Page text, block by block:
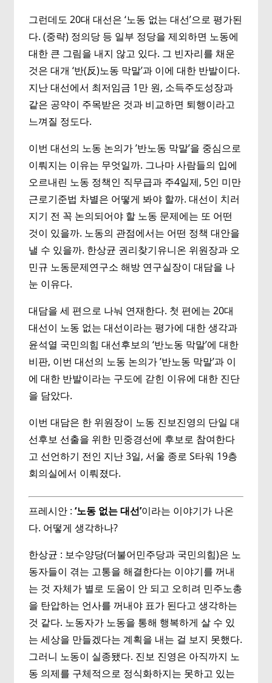
그런데도 20대 대선은 ‘노동 없는 대선’으로 평가된
다. (중략) 정의당 등 일부 정당을 제외하면 노동에
대한 큰 그림을 내지 않고 있다. 그 빈자리를 채운
것은 대개 ‘반(反)노동 막말’과 이에 대한 반발이다.
지난 대선에서 최저임금 1만 원, 소득주도성장과
같은 공약이 주목받은 것과 비교하면 퇴행이라고
느껴질 정도다.
이번 대선의 노동 논의가 ’반노동 막말’을 중심으로
이뤄지는 이유는 무엇일까. 그나마 사람들의 입에
오르내린 노동 정책인 직무급과 주4일제, 5인 미만
근로기준법 차별은 어떻게 봐야 할까. 대선이 치러
지기 전 꼭 논의되어야 할 노동 문제에는 또 어떤
것이 있을까. 노동의 관점에서는 어떤 정책 대안을
낼 수 있을까. 한상균 권리찾기유니온 위원장과 오
민규 노동문제연구소 해방 연구실장이 대담을 나
눈 이유다.
대담을 세 편으로 나눠 연재한다. 첫 편에는 20대
대선이 노동 없는 대선이라는 평가에 대한 생각과
윤석열 국민의힘 대선후보의 ‘반노동 막말’에 대한
비판, 이번 대선의 노동 논의가 ’반노동 막말’과 이
에 대한 반발이라는 구도에 갇힌 이유에 대한 진단
을 담았다.
이번 대담은 한 위원장이 노동 진보진영의 단일 대
선후보 선출을 위한 민중경선에 후보로 참여한다
고 선언하기 전인 지난 3일, 서울 종로 S타워 19층
회의실에서 이뤄졌다.
프레시안 :‘노동 없는 대선’이라는 이야기가 나온
다. 어떻게 생각하나?
한상균 : 보수양당(더불어민주당과 국민의힘)은 노
동자들이 겪는 고통을 해결한다는 이야기를 꺼내
는 것 자체가 별로 도움이 안 되고 오히려 민주노총
을 탄압하는 언사를 꺼내야 표가 된다고 생각하는
것 같다. 노동자가 노동을 통해 행복하게 살 수 있
는 세상을 만들겠다는 계획을 내는 걸 보지 못했다.
그러니 노동이 실종됐다. 진보 진영은 아직까지 노
동 의제를 구체적으로 정식화하지는 못하고 있는